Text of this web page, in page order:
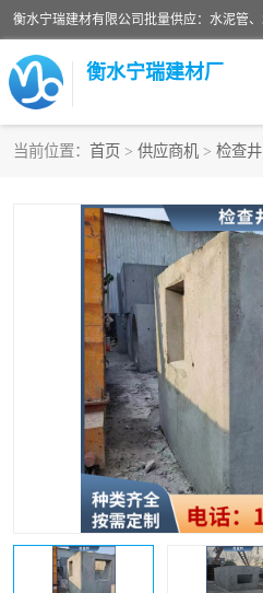
衡水宁瑞建材厂
当前位置： 首页 > 供应商机 > 检查井
水泥检查井
圆形检查井
混凝土检查井
企口水泥管
波纹管